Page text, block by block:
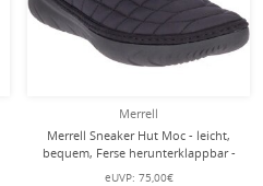
Merrell
Merrell Sneaker Hut Moc - leicht,
bequem, Ferse herunterklappbar -
schwarz Alltagschuhe Herren
eUVP: 75,00€